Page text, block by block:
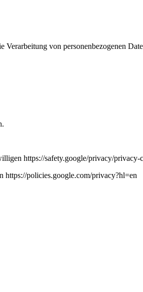
von personenbezogenen
https://safety.google/privacy/privacy-
https://policies.google.com/privacy?hl=en